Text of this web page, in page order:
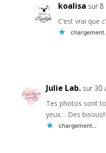
koalisa sur 8
C’est vrai que
Julie Lab. sur 30
Tes photos sont
yeux… Des bisous!!
chargement…